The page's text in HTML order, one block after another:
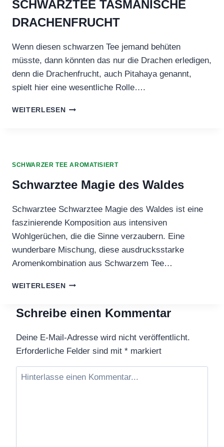
SCHWARZTEE TASMANISCHE
DRACHENFRUCHT
Wenn diesen schwarzen Tee jemand behüten
müsste, dann könnten das nur die Drachen erledigen,
denn die Drachenfrucht, auch Pitahaya genannt,
spielt hier eine wesentliche Rolle….
WEITERLESENSCHWARZTEE
SCHWARZER TEE AROMATISIERT
Schwarztee Magie des Waldes
Schwarztee Schwarztee Magie des Waldes ist eine
faszinierende Komposition aus intensiven
Wohlgerüchen, die die Sinne verzaubern. Eine
wunderbare Mischung, diese ausdrucksstarke
Aromenkombination aus Schwarzem Tee…
WEITERLESENSCHWARZTEE
WALDES
Schreibe einen Kommentar
Deine E-Mail-Adresse wird nicht veröffentlicht.
Erforderliche Felder sind mit * markiert